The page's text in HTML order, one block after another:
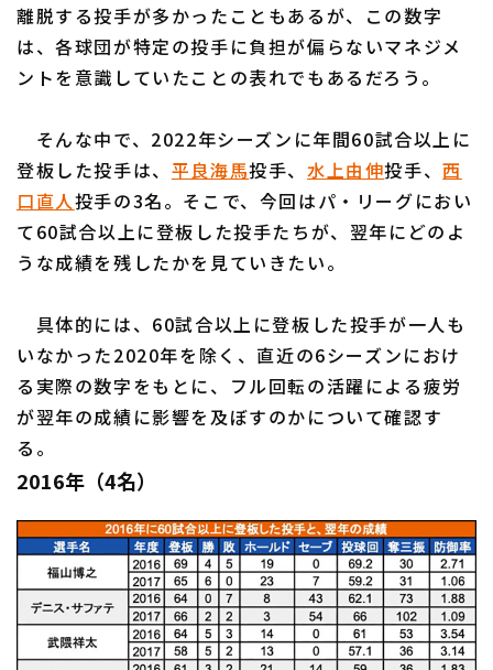
オリックス・バファローズ
福岡ソフトバンクホークス
利用規約 プライバシーポリシー
運営会社 （別ウィンドウで開く） よくある質問
特定商取引法の表示
離脱する投手が多かったこともあるが、この数字
は、各球団が特定の投手に負担が偏らないマネジメ
ントを意識していたことの表れでもあるだろう。
そんな中で、2022年シーズンに年間60試合以上に
登板した投手は、 平良海馬投手、水上由伸投手、西
口直人投手の3名。そこで、今回はパ・リーグにおい
て60試合以上に登板した投手たちが、翌年にどのよ
うな成績を残したかを見ていきたい。
具体的には、60試合以上に登板した投手が一人も
いなかった2020年を除く、直近の6シーズンにおけ
る実際の数字をもとに、フル回転の活躍による疲労
が翌年の成績に影響を及ぼすのかについて確認す
る。
2016年（4名）